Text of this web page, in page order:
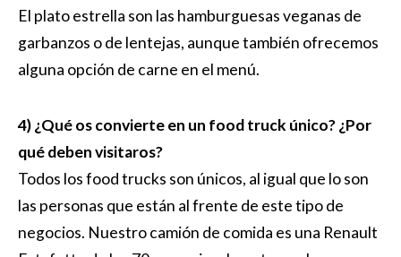
El plato estrella son las hamburguesas veganas de
garbanzos o de lentejas, aunque también ofrecemos
alguna opción de carne en el menú.
4) ¿Qué os convierte en un food truck único? ¿Por
qué deben visitaros?
Todos los food trucks son únicos, al igual que lo son
las personas que están al frente de este tipo de
negocios. Nuestro camión de comida es una Renault